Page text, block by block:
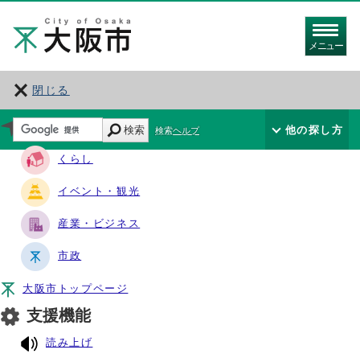
メニュー
閉じる
サイト・ナビ
くらし
イベント・観光
産業・ビジネス
市政
大阪市トップページ
支援機能
読み上げ
検索 検索ヘルプ 他の探し方